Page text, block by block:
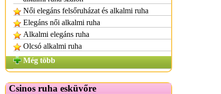
Női elegáns felsőruházat és alkalmi ruha
Elegáns női alkalmi ruha
Alkalmi elegáns ruha
Olcsó alkalmi ruha
Még több
Csinos ruha esküvőre